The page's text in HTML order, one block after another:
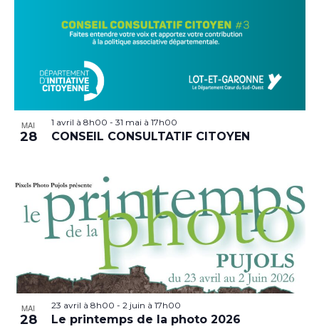
MAI
28
1 avril à 8h00 - 31 mai à 17h00
CONSEIL CONSULTATIF CITOYEN
MAI
28
23 avril à 8h00 - 2 juin à 17h00
Le printemps de la photo 2026